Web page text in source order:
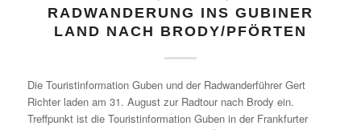
RADWANDERUNG INS GUBINER
LAND NACH BRODY/PFÖRTEN
Die Touristinformation Guben und der Radwanderführer Gert
Richter laden am 31. August zur Radtour nach Brody ein.
Treffpunkt ist die Touristinformation Guben in der Frankfurter